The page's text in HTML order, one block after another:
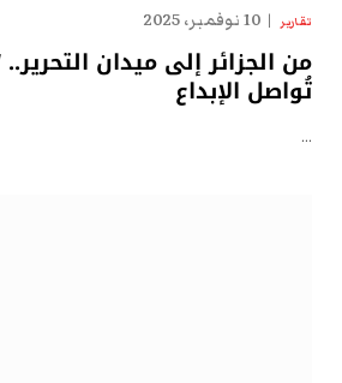
تقارير 10 نوفمبر، 2025
من الجزائر إلى ميدان
تُواصل الإبداع
…